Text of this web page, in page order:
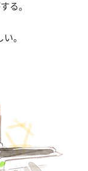
る。
。